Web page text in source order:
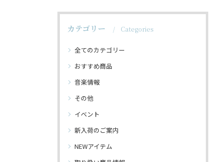
カテゴリー Categories
全てのカテゴリー
おすすめ商品
音楽情報
その他
イベント
新入荷のご案内
NEWアイテム